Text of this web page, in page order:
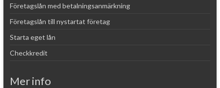
Företagslån med betalningsanmärkning
Företagslån till nystartat företag
Starta eget lån
Checkkredit
Mer info